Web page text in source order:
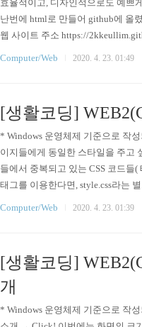
효율적이고, 디자인적으로도 예쁘
난번에 html로 만들어 github에 올
웹 사이트 주소 https://
Computer/Web 2020. 4. 23. 01:49
[생활코딩]
* Windows 운영체제 기준으로 작
이지들에게 동일한 스타일을 주고
들에서 중복되고 있는 CSS 코드들
태그를 이용한다면, style.css라는
Computer/Web 2020. 4. 23. 01:39
[생활코딩]
개
* Windows 운영체제 기준으로 작